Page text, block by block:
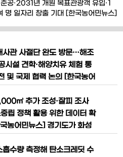
공·2031년 개원 목표관광객 유입·1
명 일자리 창출 기대 [한국농어민뉴스]
지역자원 활용 확대를 정부에 공식
대전청사를 방문해 박은식 산림청장
사관 사절단 완도 방문…해조
시설 견학·해양치유 체험 통
및 국제 협력 논의 [한국농어
기반과 해양치유 산업을 앞세
탄자니아와 글로벌 해조류 산
에 나섰다. 특히 완도 해조류
델이 국제적 관심을 끌면서
㎡ 추가 조성·잘피 조사
립 정책 활용 위한 데이터 확
농어민뉴스] 경기도가 화성
하며 기후위기 대응과 탄소중
흡수량 측정해 탄소크레딧 수